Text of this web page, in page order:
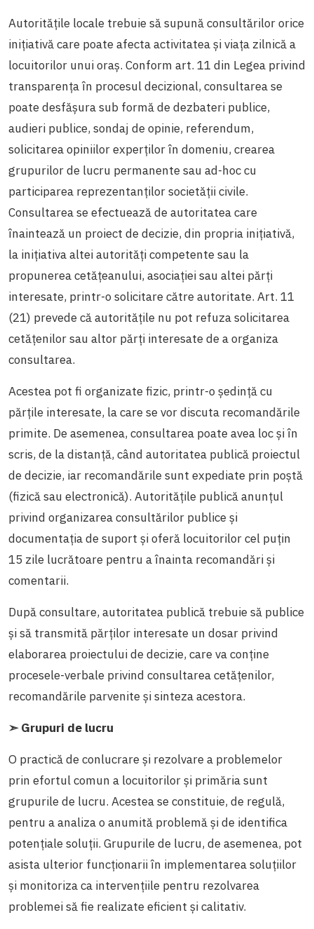
Autoritățile locale trebuie să supună consultărilor orice
inițiativă care poate afecta activitatea și viața zilnică a
locuitorilor unui oraș. Conform art. 11 din Legea privind
transparența în procesul decizional, consultarea se
poate desfășura sub formă de dezbateri publice,
audieri publice, sondaj de opinie, referendum,
solicitarea opiniilor experţilor în domeniu, crearea
grupurilor de lucru permanente sau ad-hoc cu
participarea reprezentanţilor societăţii civile.
Consultarea se efectuează de autoritatea care
înaintează un proiect de decizie, din propria inițiativă,
la inițiativa altei autorități competente sau la
propunerea cetățeanului, asociației sau altei părți
interesate, printr-o solicitare către autoritate. Art. 11
(21) prevede că autoritățile nu pot refuza solicitarea
cetățenilor sau altor părți interesate de a organiza
consultarea.
Acestea pot fi organizate fizic, printr-o ședință cu
părțile interesate, la care se vor discuta recomandările
primite. De asemenea, consultarea poate avea loc și în
scris, de la distanță, când autoritatea publică proiectul
de decizie, iar recomandările sunt expediate prin poștă
(fizică sau electronică). Autoritățile publică anunţul
privind organizarea consultărilor publice şi
documentația de suport și oferă locuitorilor cel puţin
15 zile lucrătoare pentru a înainta recomandări și
comentarii.
După consultare, autoritatea publică trebuie să publice
și să transmită părților interesate un dosar privind
elaborarea proiectului de decizie, care va conţine
procesele-verbale privind consultarea cetăţenilor,
recomandările parvenite şi sinteza acestora.
➣ Grupuri de lucru
O practică de conlucrare și rezolvare a problemelor
prin efortul comun a locuitorilor și primăria sunt
grupurile de lucru. Acestea se constituie, de regulă,
pentru a analiza o anumită problemă și de identifica
potențiale soluții. Grupurile de lucru, de asemenea, pot
asista ulterior funcționarii în implementarea soluțiilor
și monitoriza ca intervențiile pentru rezolvarea
problemei să fie realizate eficient și calitativ.